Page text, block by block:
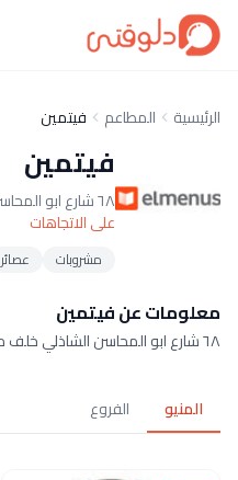
الرئيسية المطاعم فيتمين
فيتمين
٦٨ شارع ابو المحاسن الشاذلي خلف مسرح البالون
على الاتجاهات
مشروبات عصائر
معلومات عن فيتمين
٦٨ شارع ابو المحاسن الشاذلي خلف مسرح البالون
المنيو الفروع